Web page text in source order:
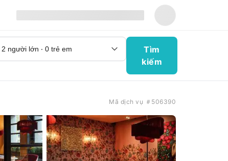
Tìm
kiếm
Mã dịch vụ ＃506390